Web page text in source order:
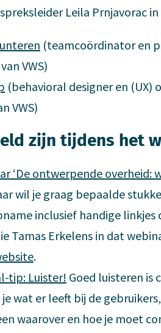
Leila Prnjavorac
(teamcoördinator en
VWS)
(behavioral designer en (UX)
VWS)
zijn tijdens het
‘De ontwerpende overheid:
wil je graag bepaalde
inclusief handige linkjes
Tamas Erkelens in dat
.
tip: Luister! Goed luisteren is
wat er leeft bij de
waarover en hoe je moet